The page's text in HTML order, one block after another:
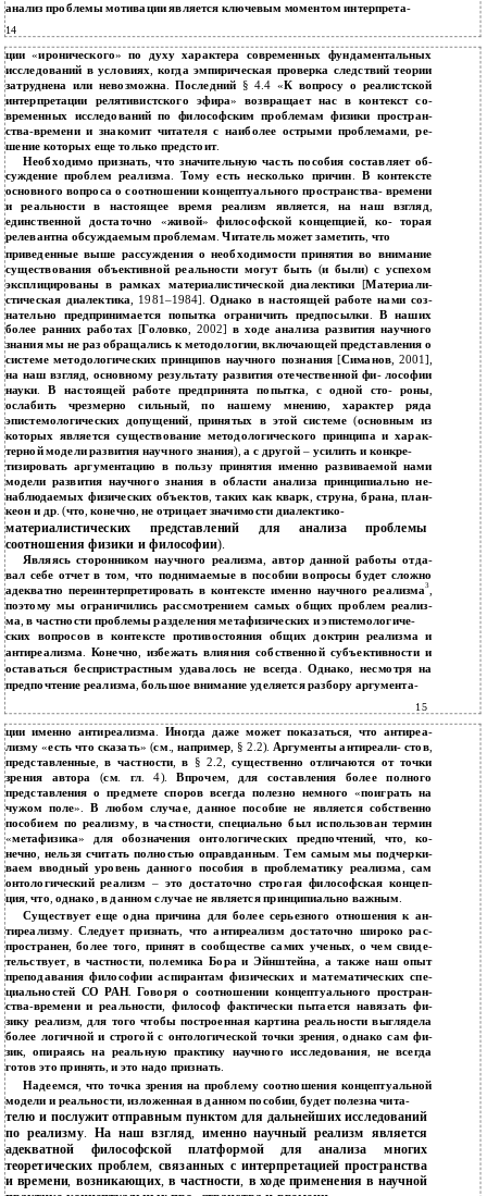
анализ проблемы мотивации является ключевым моментом интерпрета-
14
ции«иронического»по духу характера современных фундаментальных
исследований в условиях, когда эмпирическая проверка следствий теории
затруднена или невозможна.Последний § 4.4 «К вопросу о реалистской
интерпретации релятивистского эфира» возвращает нас в контекст со-
временных исследований по философским проблемам физики простран-
ства-времени и знакомит читателя с наиболее острыми проблемами,ре-
шение которых еще только предстоит.
Необходимо признать ,что значительную часть пособия составляет об-
суждение проблем реализма. Тому есть несколько причин. В контексте
основного вопроса о соотношении концептуального пространства- времени
и реальности в настоящее время реализм является, на наш взгляд,
единственной достаточно «живой»философской концепцией, ко- торая
релевантна обсуждаемым проблемам.Читатель может заметить, что
приведенные выше рассуждения о необходимости принятия во внимание
существования объективной реальности могут быть (и были) с успехом
эксплицированы в рамках материалистической диалектики [Материали-
стическая диалектика
1981–1984]. Однако в настоящей работе нами соз-
нательно предпринимается попытка ограничить предпосылки
В наших
более ранних работах [Головко, 2002] в ходе анализа развития научного
знания мы не раз обращались к методологии,включающей представления о
системе методологических принципов научного познания [Симанов, 2001],
на наш взгляд, основному результату развития отечественной фи- лософии
науки.В настоящей работе предпринята попытка, с одной сто- роны,
ослабить чрезмерно сильный,по нашему мнению, характер ряда
эпистемологических допущений,принятых в этой системе(основным из
которых является существование методологического принципа и харак-
терной модели развития научного знания),а с другой – усилить и конкре-
тизировать аргументацию в пользу принятия именно развиваемой нами
модели развития научного знания в области анализа принципиально не-
наблюдаемых физических объектов,таких как кварк ,струна ,брана ,план-
кеон и др. (что,конечно,не отрицает значимости диалектико-
материалистических представлений для анализа проблемы
соотношения физики и философии).
Являясь сторонником научного реализма,автор данной работы отда-
вал себе отчет в том, что поднимаемые в пособии вопросы будет сложно
адекватно переинтерпретировать в контексте именно научного реализма3,
поэтому мы ограничились рассмотрением самых общих проблем реализ-
ма ,в частности проблемы разделения метафизических и эпистемологиче-
ских вопросов в контексте противостояния общих доктрин реализма и
антиреализма.Конечно, избежать влияния собственной субъективности и
оставаться беспристрастным удавалось не всегда.Однако,несмотря на
предпочтение реализма,большое внимание уделяется разбору аргумента-
15
ции именно антиреализма. Иногда даже может показаться, что антиреа-
лизму«есть что сказать» (см., например, § 2.2).Аргументы антиреали-стов,
представленные,в частности,в § 2.2,существенно отличаются от точки
зрения автора (см. гл. 4).Впрочем, для составления более полного
представления о предмете споров всегда полезно немного«поиграть на
чужом поле».В любом случае,данное пособие не является собственно
пособием по реализму,в частности,специально был использован термин
«метафизика» для обозначения онтологических предпочтений что ко-
нечно ,нельзя считать полностью оправданным Тем самым мы подчерки-
ваем вводный уровень данного пособия в проблематику реализма,сам
онтологический реализм – это достаточно строгая философская концеп-
ция,что, однако, в данном случае не является принципиально важным.
Существует еще одна причина для более серьезного отношения к ан-
тиреализму.Следует признать, что антиреализм достаточно широко рас-
пространен,более того, принят в сообществе самих ученых, о чем свиде-
тельствует, в частности,полемика Бора и Эйнштейна, а также наш опыт
преподавания философии аспирантам физических и математических спе-
циальностей СО РАН.Говоря о соотношении концептуального простран-
ства-времени и реальности, философ фактически пытается навязать фи-
зику реализм,для того чтобы построенная картина реальности выглядела
более логичной и строгой с онтологической точки зрения,однако сам фи-
зик,опираясь на реальную практику научного исследования, не всегда
готов это принять,и это надо признать.
Надеемся, что точка зрения на проблему соотношения концептуальной
модели и реальности,изложенная в данном пособии,будет полезна чита-
телю и послужит отправным пунктом для дальнейших исследований
по реализму. На наш взгляд, именно научный реализм является
адекватной философской платформой для анализа многих
теоретических проблем,связанных с интерпретацией пространства
и времени, возникающих,в частности, в ходе применения в научной